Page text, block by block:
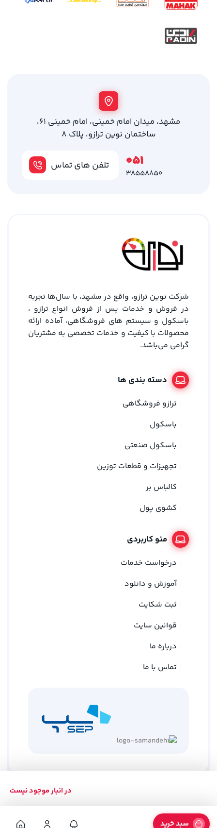
در انبار موجود نیست
سبد خرید
مشهد، میدان امام خمینی، امام خمینی 61،
ساختمان نوین ترازو، پلاک 8
تلفن های تماس 051
38558850
شرکت نوین ترازو، واقع در مشهد، با سال‌ها تجربه
در فروش و خدمات پس از فروش انواع ترازو ،
باسکول و سیستم های فروشگاهی، آماده ارائه
محصولات با کیفیت و خدمات تخصصی به مشتریان
گرامی می‌باشد.
دسته بندی ها
ترازو فروشگاهی
باسکول
باسکول صنعتی
تجهیزات و قطعات توزین
کالباس بر
کشوی پول
منو کاربردی
درخواست خدمات
آموزش و دانلود
ثبت شکایت
قوانین سایت
درباره ما
تماس با ما
کلیه حقوق متعلق به وبسایت نوین ترازو می باشد